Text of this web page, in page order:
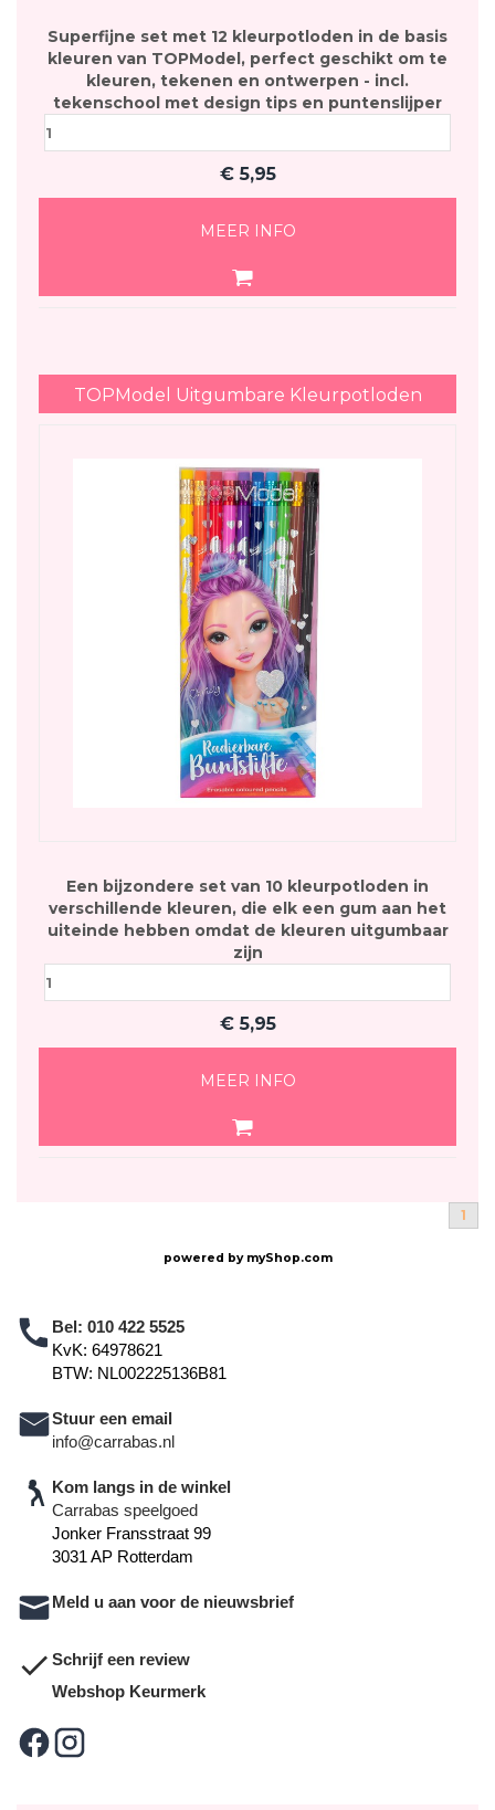
Superfijne set met 12 kleurpotloden in de basis
kleuren van TOPModel, perfect geschikt om te
kleuren, tekenen en ontwerpen - incl.
tekenschool met design tips en puntenslijper
€5,95
MEER INFO
TOPModel Uitgumbare Kleurpotloden
Een bijzondere set van 10 kleurpotloden in
verschillende kleuren, die elk een gum aan het
uiteinde hebben omdat de kleuren uitgumbaar
zijn
€5,95
MEER INFO
1
powered by myShop.com
Bel: 010 422 5525
KvK: 64978621
BTW: NL002225136B81
Stuur een email
info@carrabas.nl
Kom langs in de winkel
Carrabas speelgoed
Jonker Fransstraat 99
3031 AP Rotterdam
Meld u aan voor de nieuwsbrief
Schrijf een review
Webshop Keurmerk